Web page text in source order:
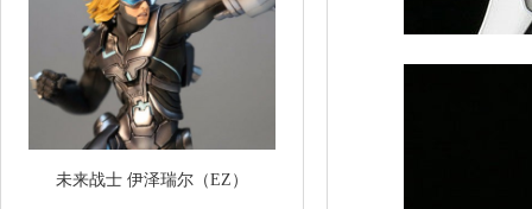
未来战士 伊泽瑞尔（EZ）